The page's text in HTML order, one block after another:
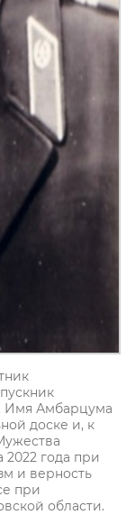
. Имя Амбарцума
доске и, к
2022 года при
и верность
при
области.